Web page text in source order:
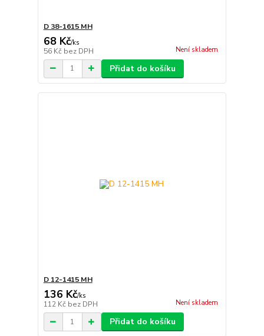
D 38-1615 MH
68 Kč/ks
56 Kč bez DPH Není skladem
Přidat do košíku
D 12-1415 MH
136 Kč/ks
112 Kč bez DPH Není skladem
Přidat do košíku